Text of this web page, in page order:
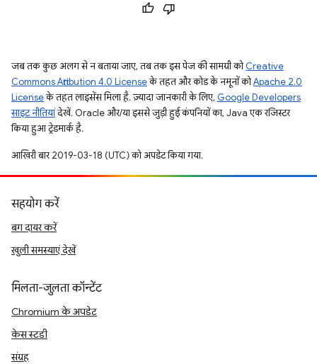
जब तक कुछ अलग से न बताया जाए, तब तक इस पेज की सामग्री कोCreative
Commons Attribution 4.0 Licenseके तहत और कोड के नमूनों कोApache 2.0
Licenseके तहत लाइसेंस मिला है. ज़्यादा जानकारी के लिए, Google Developers
साइट नीतियांदेखें. Oracle और/या इससे जुड़ी हुई कंपनियों का, Java एक रजिस्टर
किया हुआ ट्रेडमार्क है.
आखिरी बार 2019-03-18 (UTC) को अपडेट किया गया.
सहयोग करें
बग दायर करें
खुली समस्याएं देखें
मिलता-जुलता कॉन्टेंट
Chromium के अपडेट
केस स्टडी
संग्रह